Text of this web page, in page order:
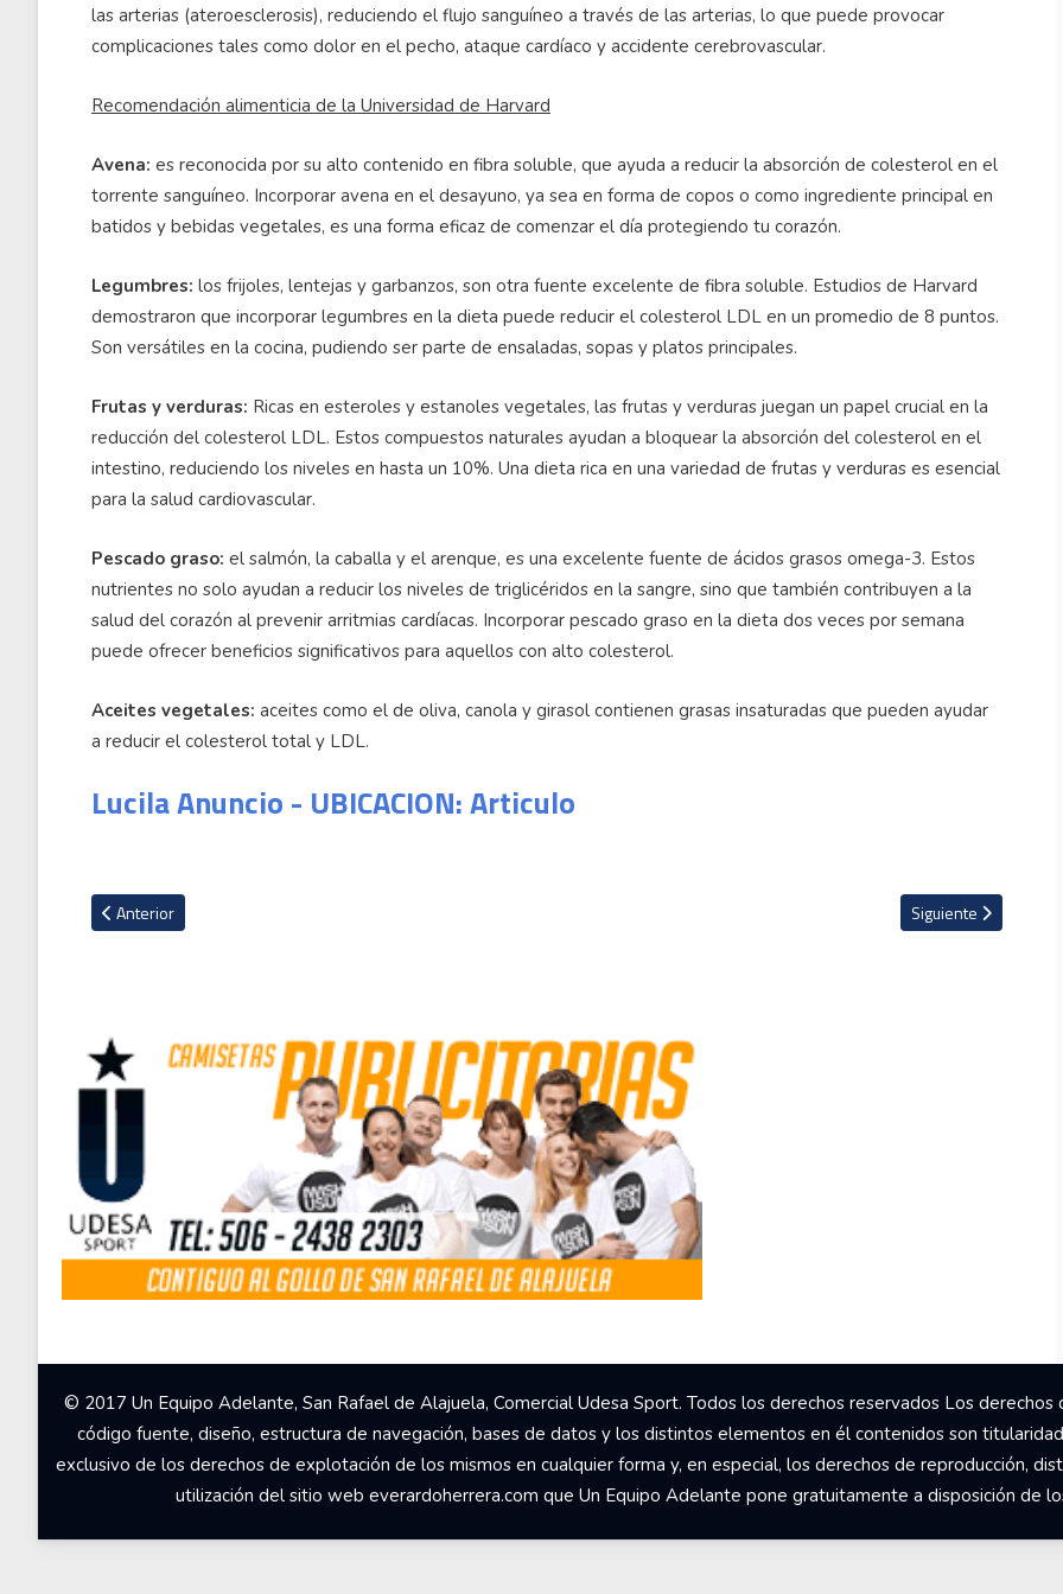
las arterias (ateroesclerosis), reduciendo el flujo sanguíneo a través de las arterias, lo que puede provocar
complicaciones tales como dolor en el pecho, ataque cardíaco y accidente cerebrovascular.
Recomendación alimenticia de la Universidad de Harvard
Avena: es reconocida por su alto contenido en fibra soluble, que ayuda a reducir la absorción de colesterol en el
torrente sanguíneo. Incorporar avena en el desayuno, ya sea en forma de copos o como ingrediente principal en
batidos y bebidas vegetales, es una forma eficaz de comenzar el día protegiendo tu corazón.
Legumbres: los frijoles, lentejas y garbanzos, son otra fuente excelente de fibra soluble. Estudios de Harvard
demostraron que incorporar legumbres en la dieta puede reducir el colesterol LDL en un promedio de 8 puntos.
Son versátiles en la cocina, pudiendo ser parte de ensaladas, sopas y platos principales.
Frutas y verduras: Ricas en esteroles y estanoles vegetales, las frutas y verduras juegan un papel crucial en la
reducción del colesterol LDL. Estos compuestos naturales ayudan a bloquear la absorción del colesterol en el
intestino, reduciendo los niveles en hasta un 10%. Una dieta rica en una variedad de frutas y verduras es esencial
para la salud cardiovascular.
Pescado graso: el salmón, la caballa y el arenque, es una excelente fuente de ácidos grasos omega-3. Estos
nutrientes no solo ayudan a reducir los niveles de triglicéridos en la sangre, sino que también contribuyen a la
salud del corazón al prevenir arritmias cardíacas. Incorporar pescado graso en la dieta dos veces por semana
puede ofrecer beneficios significativos para aquellos con alto colesterol.
Aceites vegetales: aceites como el de oliva, canola y girasol contienen grasas insaturadas que pueden ayudar
a reducir el colesterol total y LDL.
Lucila Anuncio - UBICACION: Articulo
Artículo anterior: En una votación histórica Claudia Sheinbaum se convierte en la primera mujer presidenta de México
Anterior Artículo siguiente:
Siguiente
© 2017 Un Equipo Adelante, San Rafael de Alajuela, Comercial Udesa Sport. Todos los derechos reservados Los
código fuente, diseño, estructura de navegación, bases de datos y los distintos elementos en él contenidos son
exclusivo de los derechos de explotación de los mismos en cualquier forma y, en especial, los derechos de reproducción,
utilización del sitio web everardoherrera.com que Un Equipo Adelante pone gratuitamente a disposición de